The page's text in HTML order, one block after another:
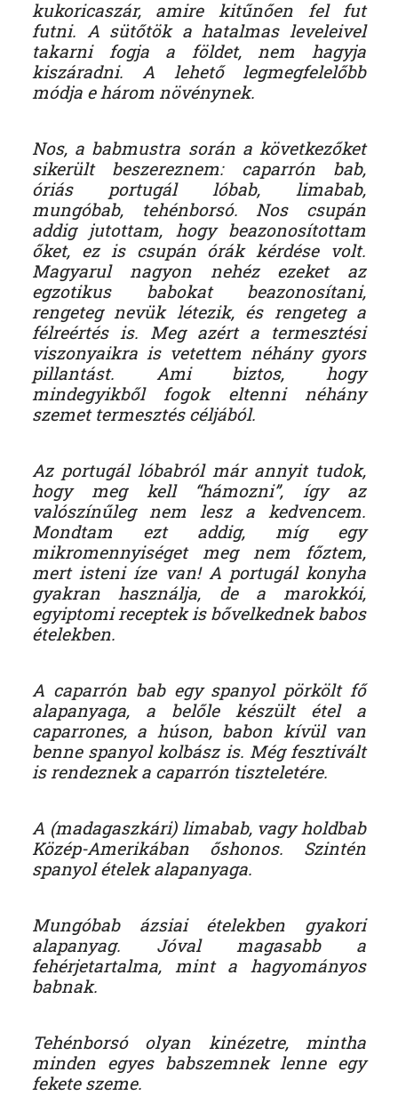
kukoricaszár, amire kitűnően fel fut
futni. A sütőtök a hatalmas leveleivel
takarni fogja a földet, nem hagyja
kiszáradni. A lehető legmegfelelőbb
módja e három növénynek.
Nos, a babmustra során a következőket
sikerült beszereznem: caparrón bab,
óriás portugál lóbab, limabab,
mungóbab, tehénborsó. Nos csupán
addig jutottam, hogy beazonosítottam
őket, ez is csupán órák kérdése volt.
Magyarul nagyon nehéz ezeket az
egzotikus babokat beazonosítani,
rengeteg nevük létezik, és rengeteg a
félreértés is. Meg azért a termesztési
viszonyaikra is vetettem néhány gyors
pillantást. Ami biztos, hogy
mindegyikből fogok eltenni néhány
szemet termesztés céljából.
Az portugál lóbabról már annyit tudok,
hogy meg kell “hámozni”, így az
valószínűleg nem lesz a kedvencem.
Mondtam ezt addig, míg egy
mikromennyiséget meg nem főztem,
mert isteni íze van! A portugál konyha
gyakran használja, de a marokkói,
egyiptomi receptek is bővelkednek babos
ételekben.
A caparrón bab egy spanyol pörkölt fő
alapanyaga, a belőle készült étel a
caparrones, a húson, babon kívül van
benne spanyol kolbász is. Még fesztivált
is rendeznek a caparrón tiszteletére.
A (madagaszkári) limabab, vagy holdbab
Közép-Amerikában őshonos. Szintén
spanyol ételek alapanyaga.
Mungóbab ázsiai ételekben gyakori
alapanyag. Jóval magasabb a
fehérjetartalma, mint a hagyományos
babnak.
Tehénborsó olyan kinézetre, mintha
minden egyes babszemnek lenne egy
fekete szeme.